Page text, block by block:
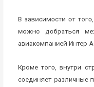
В зависимости от
можно добраться
авиакомпанией Интер-
Кроме того, внутри
соединяет различные